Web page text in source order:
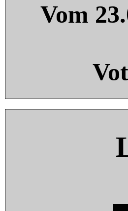
Vom